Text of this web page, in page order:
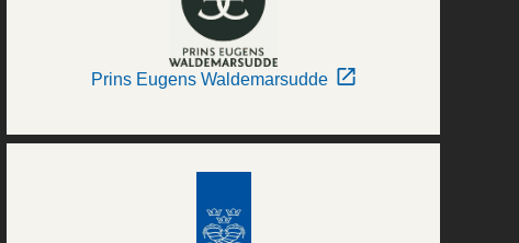
Prins Eugens Waldemarsudde